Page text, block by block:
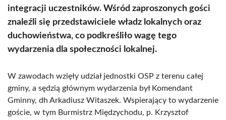
integracji uczestników. Wśród zaproszonych gości
znaleźli się przedstawiciele władz lokalnych oraz
duchowieństwa, co podkreśliło wagę tego
wydarzenia dla społeczności lokalnej.
W zawodach wzięły udział jednostki OSP z terenu całej
gminy, a sędzią głównym wydarzenia był Komendant
Gminny, dh Arkadiusz Witaszek. Wspierający to wydarzenie
goście, w tym Burmistrz Międzychodu, p. Krzysztof